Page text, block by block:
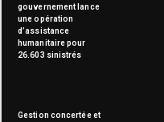
gouvernement lance
une opération
d’assistance
humanitaire pour
26.603 sinistrés
Gestion concertée et